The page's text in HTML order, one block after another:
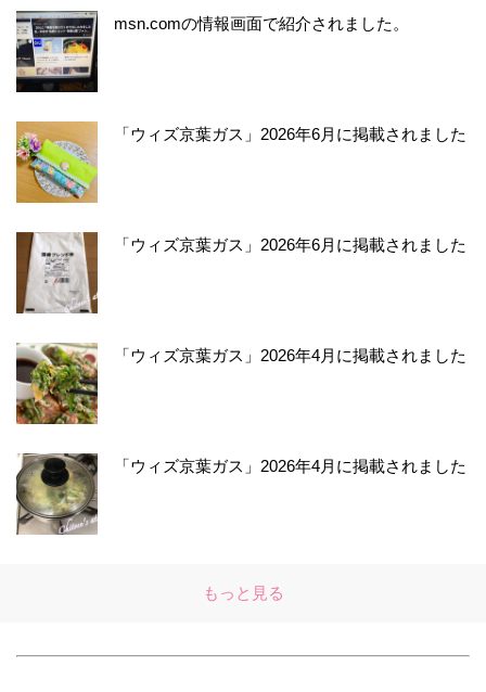
msn.comの情報画面で紹介されました。
「ウィズ京葉ガス」2026年6月に掲載されました
「ウィズ京葉ガス」2026年6月に掲載されました
「ウィズ京葉ガス」2026年4月に掲載されました
「ウィズ京葉ガス」2026年4月に掲載されました
もっと見る